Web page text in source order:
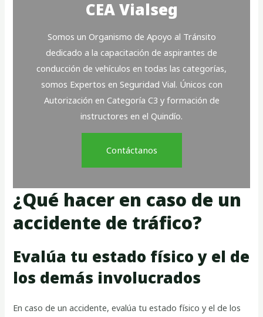
CEA Vialseg
Somos un Organismo de Apoyo al Tránsito
dedicado a la capacitación de aspirantes de
conducción de vehículos en todas las categorías,
somos Expertos en Seguridad Vial. Únicos con
Autorización en Categoría C3 y formación de
instructores en el Quindío.
Contáctanos
¿Qué hacer en caso de un
accidente de tráfico?
Evalúa tu estado físico y el de
los demás involucrados
En caso de un accidente, evalúa tu estado físico y el de los